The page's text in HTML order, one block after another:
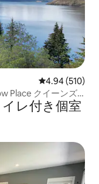
レビュー510
4.94 (510)
Place クイーンズ
レ付き個室